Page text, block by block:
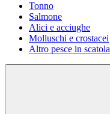
Tonno
Salmone
Alici e acciughe
Molluschi e crostacei
Altro pesce in scatola